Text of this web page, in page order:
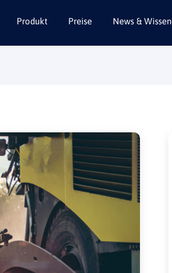
Gebäudeausbau
Gebäudeausstattung
Gebäudetechnik
Hochbau / Rohbau
Lieferungen
Planungsleistungen
Tiefbau
Produkt Preise News & Wissen